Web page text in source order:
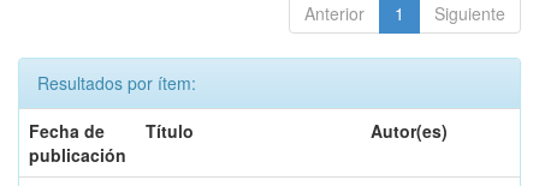
Anterior 1 Siguiente
Resultados por ítem:
Fecha de
publicación
Título Autor(es)